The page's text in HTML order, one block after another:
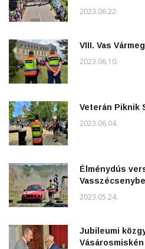
2023.06.22.
VIII. Vas
2023.06.10.
Veterán Piknik
2023.06.04.
Élménydús
2023.05.24.
Jubileumi
Vásárosmiskén